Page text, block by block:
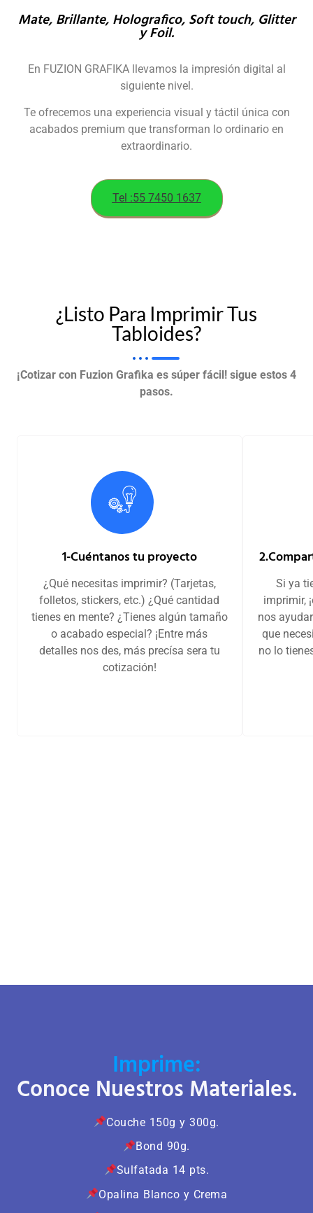
Mate, Brillante, Holografico, Soft touch, Glitter
y Foil.
En FUZION GRAFIKA llevamos la impresión digital al
siguiente nivel.
Te ofrecemos una experiencia visual y táctil única con
acabados premium que transforman lo ordinario en
extraordinario.
Tel :55 7450 1637
¿Listo Para Imprimir Tus
Tabloides?
¡Cotizar con Fuzion Grafika es súper fácil! sigue estos 4
pasos.
1-Cuéntanos tu proyecto
¿Qué necesitas imprimir? (Tarjetas,
folletos, stickers, etc.) ¿Qué cantidad
tienes en mente? ¿Tienes algún tamaño
o acabado especial? ¡Entre más
detalles nos des, más precísa sera tu
cotización!
Si ya
imprimir,
nos
que
no lo
Imprime:
Conoce Nuestros Materiales.
Couche 150g y 300g.
Bond 90g.
Sulfatada 14 pts.
Opalina Blanco y Crema